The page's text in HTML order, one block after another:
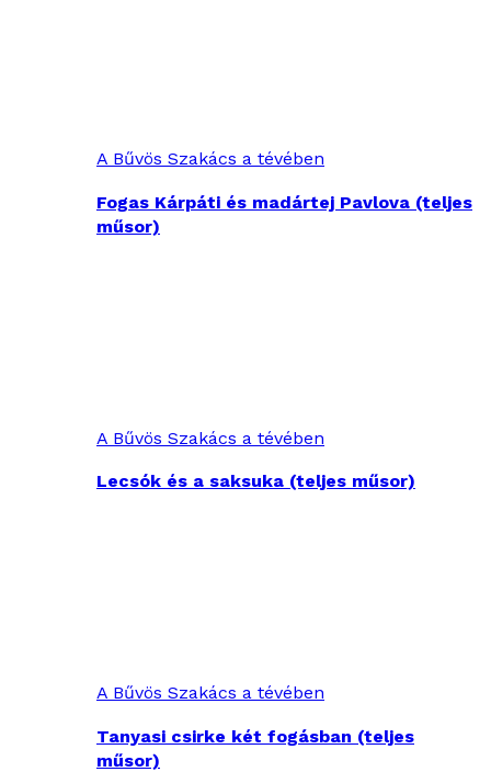
A Bűvös Szakács a tévében
Fogas Kárpáti és madártej Pavlova (teljes
műsor)
A Bűvös Szakács a tévében
Lecsók és a saksuka (teljes műsor)
A Bűvös Szakács a tévében
Tanyasi csirke két fogásban (teljes
műsor)